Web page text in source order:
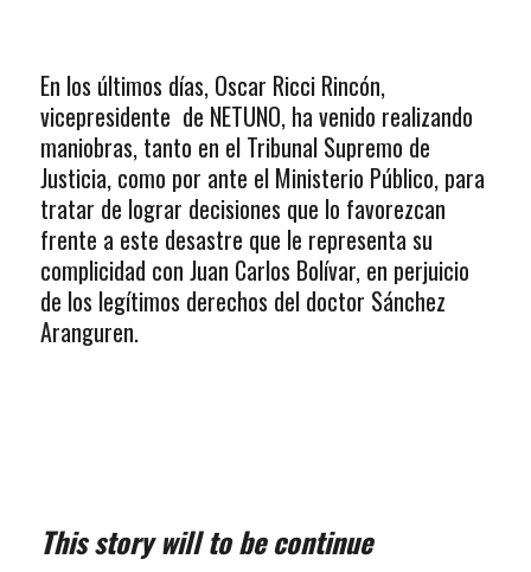
En los últimos días, Oscar Ricci Rincón,
vicepresidente de NETUNO, ha venido realizando
maniobras, tanto en el Tribunal Supremo de
Justicia, como por ante el Ministerio Público, para
tratar de lograr decisiones que lo favorezcan
frente a este desastre que le representa su
complicidad con Juan Carlos Bolívar, en perjuicio
de los legítimos derechos del doctor Sánchez
Aranguren.
This story will to be continue